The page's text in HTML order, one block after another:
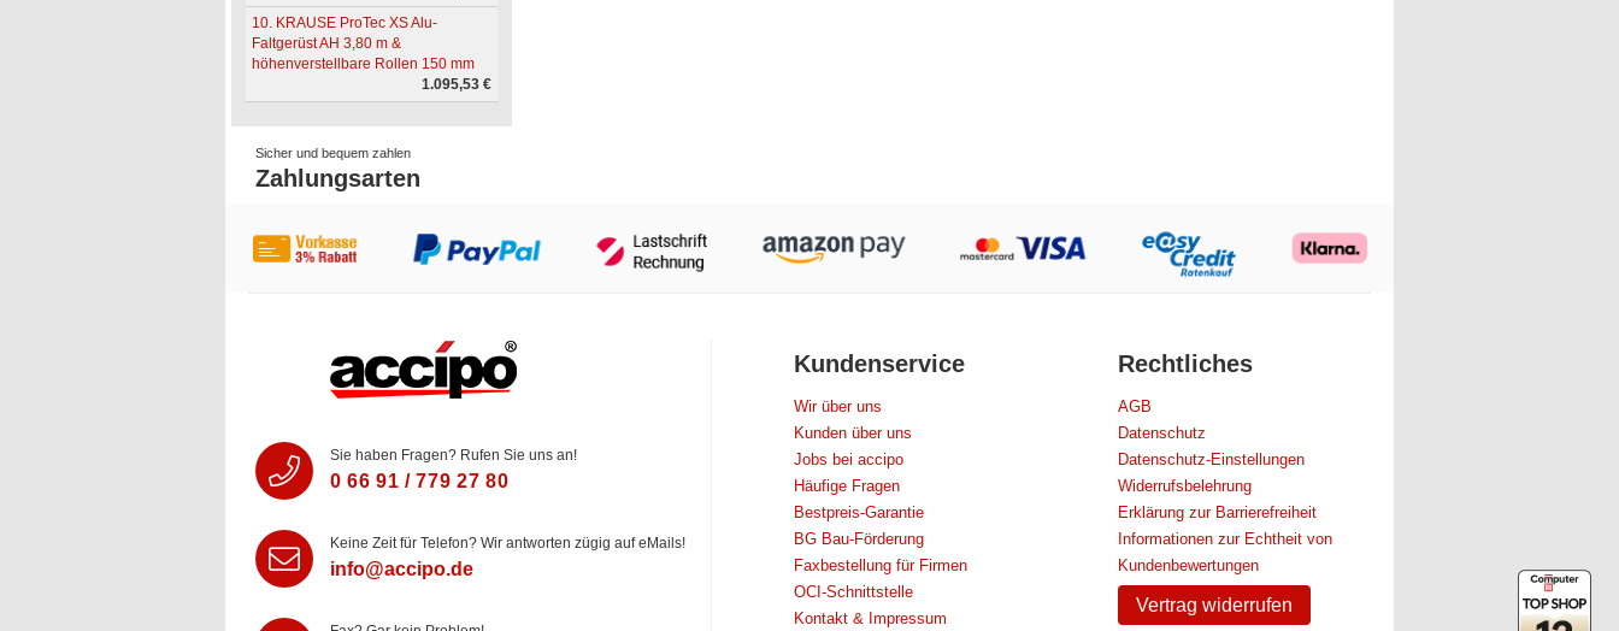
10. KRAUSE ProTec XS Alu-
Faltgerüst AH 3,80 m &
höhenverstellbare Rollen 150 mm
1.095,53 €
Sicher und bequem zahlen
Zahlungsarten
Sie haben Fragen? Rufen Sie uns an!
0 66 91 / 779 27 80
Keine Zeit für Telefon? Wir antworten zügig auf eMails!
info@accipo.de
Kundenservice
Wir über uns
Kunden über uns
Jobs bei accipo
Häufige Fragen
Bestpreis-Garantie
BG Bau-Förderung
Faxbestellung für Firmen
OCI-Schnittstelle
Kontakt & Impressum
Rechtliches
AGB
Datenschutz
Datenschutz-Einstellungen
Widerrufsbelehrung
Erklärung zur Barrierefreiheit
Informationen zur Echtheit von
Kundenbewertungen
Vertrag widerrufen